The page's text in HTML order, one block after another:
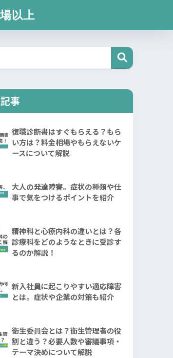
以上
事
復職診断書はすぐもらえる？もら
い方は？料金相場やもらえないケ
ースについて解説
大人の発達障害。症状の種類や仕
事で気をつけるポイントを紹介
精神科と心療内科の違いとは？各
診療科をどのようなときに受診す
るのか解説！
新入社員に起こりやすい適応障害
とは。症状や企業の対策も紹介
衛生委員会とは？衛生管理者の役
割と違う？必要人数や審議事項・
テーマ決めについて解説